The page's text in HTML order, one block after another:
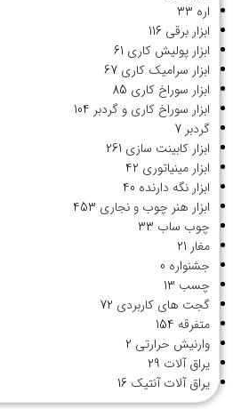
اره 33
ابزار برقی 116
ابزار پولیش کاری 61
ابزار سرامیک کاری 67
ابزار سوراخ کاری 85
ابزار سوراخ کاری و گردبر 104
گردبر 7
ابزار کابینت سازی 261
ابزار مینیاتوری 42
ابزار نگه دارنده 40
ابزار هنر چوب و نجاری 453
چوب ساب 33
مغار 21
جشنواره 0
چسب 13
گجت های کاربردی 72
متفرقه 154
وارنیش حرارتی 2
یراق آلات 29
یراق آلات آنتیک 16